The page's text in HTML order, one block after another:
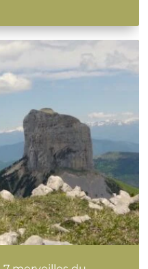
à l'autre bout du
la pratique du
de Cathie et
des conditions
avez eu droit à l'hiver,
l'été ! Sans
année est très
client
2026